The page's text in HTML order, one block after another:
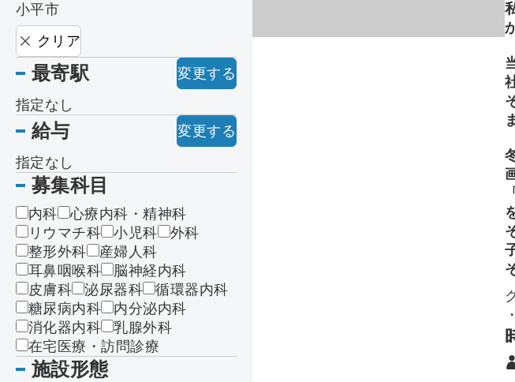
小平市
クリア
最寄駅
変更する
指定なし
給与
変更する
指定なし
募集科目
内科
心療内科・精神科
リウマチ科
小児科
外科
整形外科
産婦人科
耳鼻咽喉科
脳神経内科
皮膚科
泌尿器科
循環器内科
糖尿病内科
内分泌内科
消化器内科
乳腺外科
在宅医療・訪問診療
施設形態